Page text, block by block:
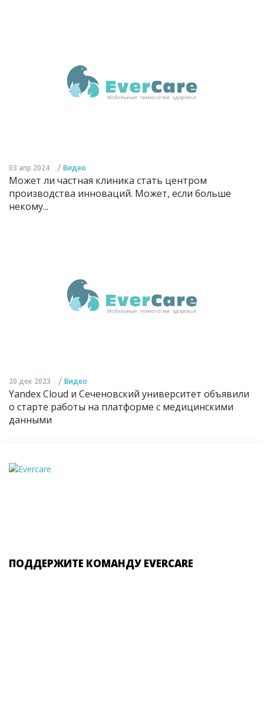
03 апр 2024 / Видео
Может ли частная клиника стать центром
производства инноваций. Может, если больше
некому...
20 дек 2023 / Видео
Yandex Cloud и Сеченовский университет объявили
о старте работы на платформе с медицинскими
данными
ПОДДЕРЖИТЕ КОМАНДУ EVERCARE